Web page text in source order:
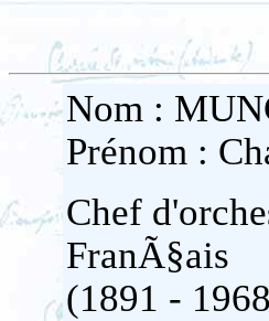
Nom :
Prénom :
Chef
FranÃ§ais
(1891 -